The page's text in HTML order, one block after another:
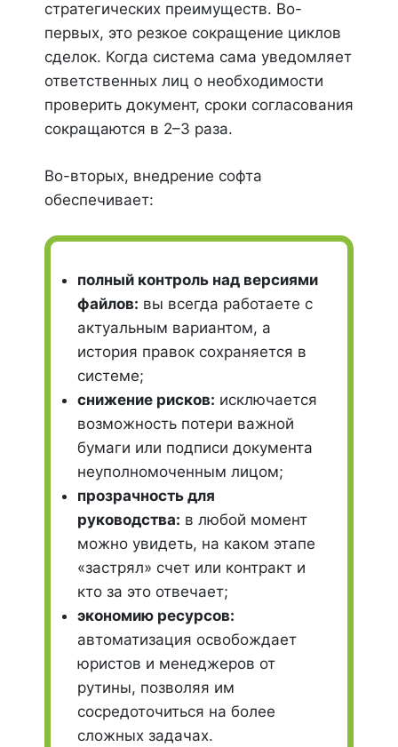
стратегических преимуществ. Во-
первых, это резкое сокращение циклов
сделок. Когда система сама уведомляет
ответственных лиц о необходимости
проверить документ, сроки согласования
сокращаются в 2–3 раза.
Во-вторых, внедрение софта
обеспечивает:
полный контроль над версиями
файлов: вы всегда работаете с
актуальным вариантом, а
история правок сохраняется в
системе;
снижение рисков: исключается
возможность потери важной
бумаги или подписи документа
неуполномоченным лицом;
прозрачность для
руководства: в любой момент
можно увидеть, на каком этапе
«застрял» счет или контракт и
кто за это отвечает;
экономию ресурсов:
автоматизация освобождает
юристов и менеджеров от
рутины, позволяя им
сосредоточиться на более
сложных задачах.